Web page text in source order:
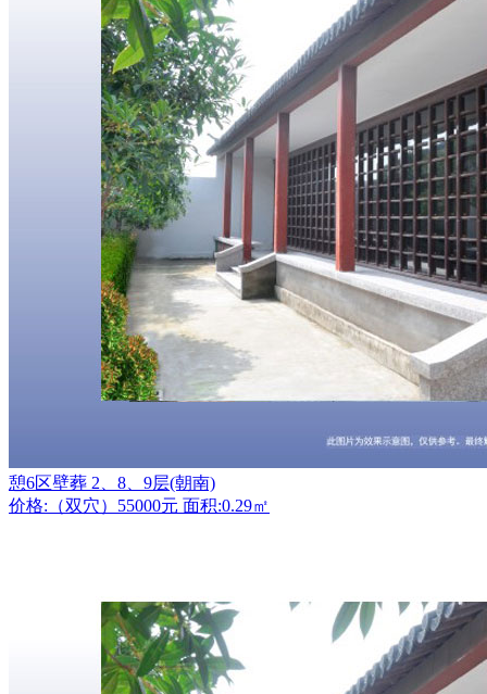
憩6区壁葬 2、8、9层(朝南)
价格:（双穴）55000元 面积:0.29㎡